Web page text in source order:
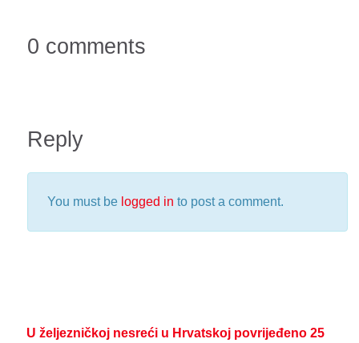
0 comments
Reply
You must be logged in to post a comment.
U željezničkoj nesreći u Hrvatskoj povrijeđeno 25